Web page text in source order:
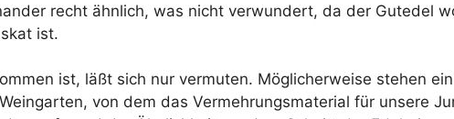
recht ähnlich, was nicht verwundert, da der Gutedel
ist.
ist, läßt sich nur vermuten. Möglicherweise stehen
von dem das Vermehrungsmaterial für unsere